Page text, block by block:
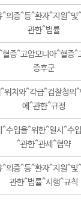
^의증^등^환자^지원^및
관한^법률
혈증^고암모니아^혈증^
증후군
위치와^각급^검찰청의
에^관한^규정
수입을^위한^일시^수
^관한^관세^협약
^의증^등^환자^지원^및
관한^법률^시행^규칙